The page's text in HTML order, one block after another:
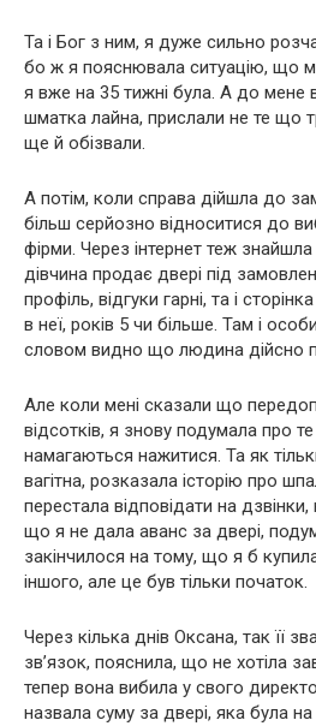
Та і Бог з ним, я дуже сильно
бо ж я пояснювала ситуацію, що
я вже на 35 тижні була. А до мене
шматка лайна, прислали не те що
ще й обізвали.
А потім, коли справа дійшла до
більш серйозно відноситися до
фірми. Через інтернет теж
дівчина продає двері під
профіль, відгуки гарні, та і
в неї, років 5 чи більше. Там і
словом видно що людина дійсно
Але коли мені сказали що
відсотків, я знову подумала про
намагаються нажитися. Та як
вагітна, розказала історію про
перестала відповідати на
що я не дала аванс за двері,
закінчилося на тому, що я б купила
іншого, але це був тільки початок.
Через кілька днів Оксана, так її
зв’язок, пояснила, що не хотіла
тепер вона вибила у свого
назвала суму за двері, яка була